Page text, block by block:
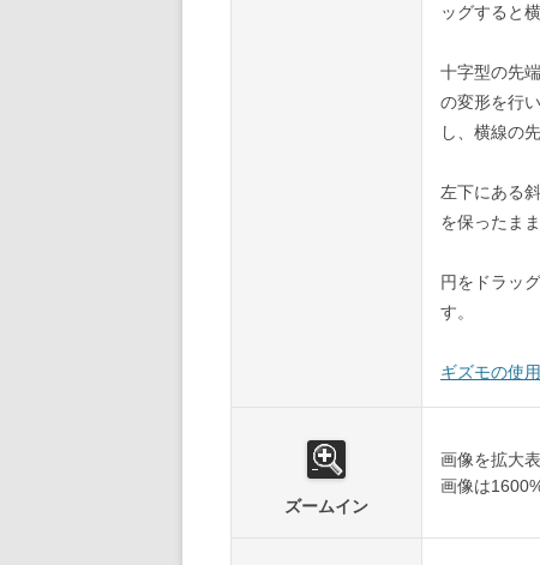
ッグすると
十字型の先
の変形を行
し、横線の
左下にある
を保ったま
円をドラッ
す。
ギズモの使
ズームイン
画像を拡大
画像は